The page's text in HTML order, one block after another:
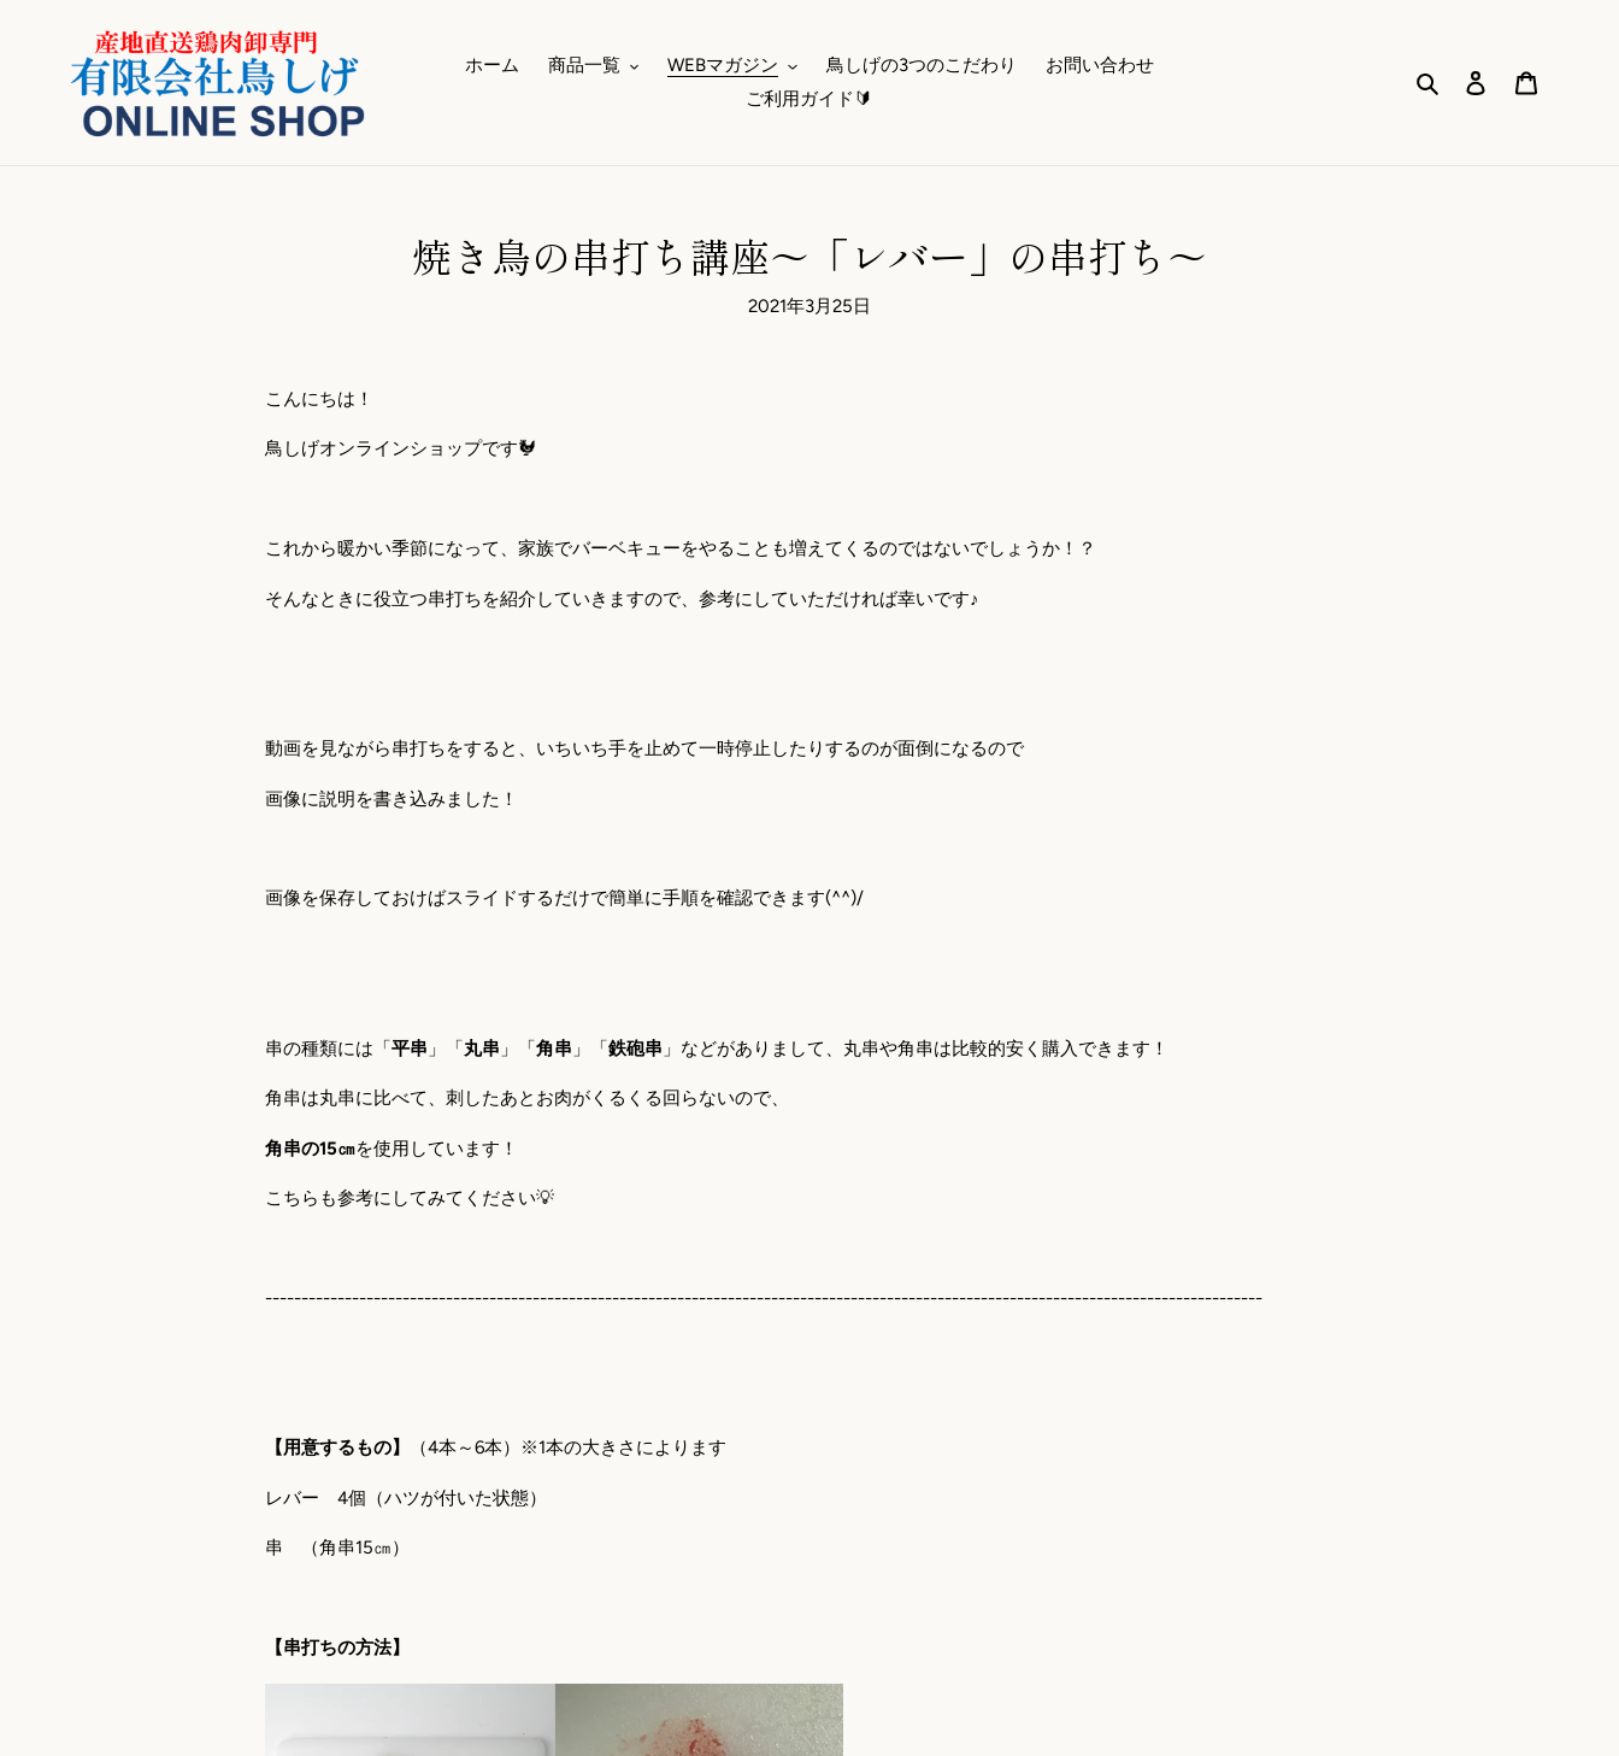
ホーム 商品一覧 WEBマガジン 鳥しげの3つのこだわり
お問い合わせ
ご利用ガイド🔰
検索 ログイン
焼き鳥の串打ち講座～「レバー」の串打ち～
2021年3月25日
こんにちは！
鳥しげオンラインショップです🐓
これから暖かい季節になって、家族でバーベキューをやることも増えてくるのではないでしょうか！？
そんなときに役立つ串打ちを紹介していきますので、参考にしていただければ幸いです♪
動画を見ながら串打ちをすると、いちいち手を止めて一時停止したりするのが面倒になるので
画像に説明を書き込みました！
画像を保存しておけばスライドするだけで簡単に手順を確認できます(^^)/
串の種類には「平串 」「丸串 」「角串 」「鉄砲串 」などがありまして、丸串や角串は比較的安く購入できます！
角串は丸串に比べて、刺したあとお肉がくるくる回らないので、
角串の15㎝を使用しています！
こちらも参考にしてみてください💡
------------------------------------------------------------------------------------------------------------------------------------------
【用意するもの】 （4本～6本）※1本の大きさによります
レバー4個（ハツが付いた状態）
串 （角串15㎝）
【串打ちの方法】